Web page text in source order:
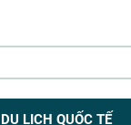
DU LỊCH QUỐC TẾ